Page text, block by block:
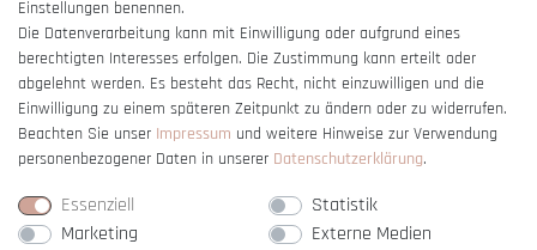
Vertrag widerrufen
Einstellungen benennen.
Die Datenverarbeitung kann mit Einwilligung oder aufgrund eines
berechtigten Interesses erfolgen. Die Zustimmung kann erteilt oder
abgelehnt werden. Es besteht das Recht, nicht einzuwilligen und die
Einwilligung zu einem späteren Zeitpunkt zu ändern oder zu widerrufen.
Beachten Sie unser Impressum und weitere Hinweise zur Verwendung
personenbezogener Daten in unserer Daten­schutz­erklärung.
Essenziell
Statistik
Marketing
Externe Medien